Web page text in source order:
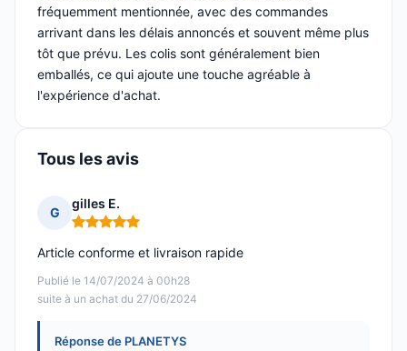
fréquemment mentionnée, avec des commandes
arrivant dans les délais annoncés et souvent même plus
tôt que prévu. Les colis sont généralement bien
emballés, ce qui ajoute une touche agréable à
l'expérience d'achat.
Tous les avis
G
gilles E.
Note : 5 sur 5
Publié le 14/07/2024 à 00h28
suite à un achat du 27/06/2024
Article conforme et livraison rapide
Réponse de PLANETYS